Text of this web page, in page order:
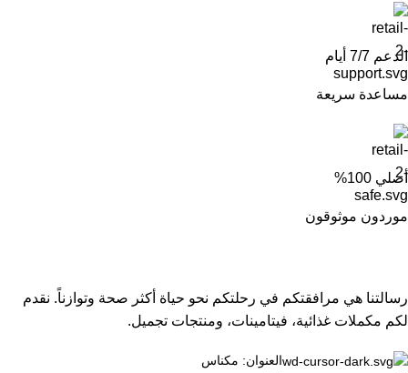
الدعم 7/7 أيام
مساعدة سريعة
أصلي 100%
موردون موثوقون
رسالتنا هي مرافقتكم في رحلتكم نحو حياة أكثر صحة وتوازناً. نقدم
لكم مكملات غذائية، فيتامينات، ومنتجات تجميل.
العنوان: مكناس